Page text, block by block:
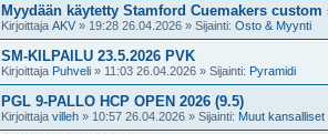
Myydään käytetty Stamford Cuemakers
Kirjoittaja AKV » 19:28 26.04.2026 » Sijainti: Osto & Myynti
SM-KILPAILU 23.5.2026 PVK
Kirjoittaja Puhveli » 11:03 26.04.2026 » Sijainti: Pyramidi
PGL 9-PALLO HCP OPEN 2026 (9.5)
Kirjoittaja villeh » 10:57 26.04.2026 » Sijainti: Muut kansalliset